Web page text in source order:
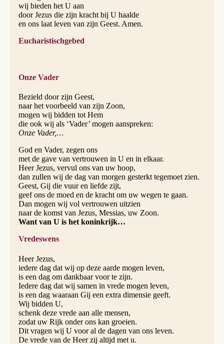
wij bieden het U aan
door Jezus die zijn kracht bij U haalde
en ons laat leven van zijn Geest. Amen.
Eucharistischgebed
Onze Vader
Bezield door zijn Geest,
naar het voorbeeld van zijn Zoon,
mogen wij bidden tot Hem
die ook wij als ‘Vader’ mogen aanspreken:
Onze Vader,…
God en Vader, zegen ons
met de gave van vertrouwen in U en in elkaar.
Heer Jezus, vervul ons van uw hoop,
dan zullen wij de dag van morgen gesterkt tegemoet zien.
Geest, Gij die vuur en liefde zijt,
geef ons de moed en de kracht om uw wegen te gaan.
Dan mogen wij vol vertrouwen uitzien
naar de komst van Jezus, Messias, uw Zoon.
Want van U is het koninkrijk…
Vredeswens
Heer Jezus,
iedere dag dat wij op deze aarde mogen leven,
is een dag om dankbaar voor te zijn.
Iedere dag dat wij samen in vrede mogen leven,
is een dag waaraan Gij een extra dimensie geeft.
Wij bidden U,
schenk deze vrede aan alle mensen,
zodat uw Rijk onder ons kan groeien.
Dit vragen wij U voor al de dagen van ons leven.
De vrede van de Heer zij altijd met u.